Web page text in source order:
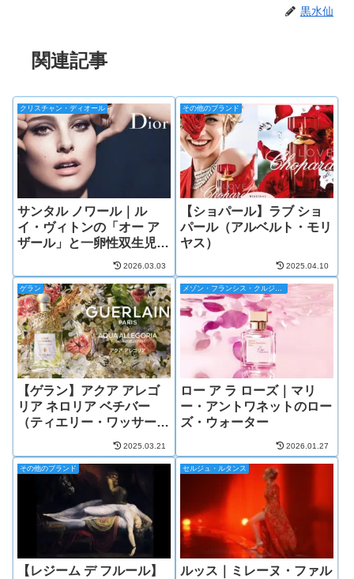
黒水仙
関連記事
クリスチャン・ディオール
サンタル ノワール｜ル
イ・ヴィトンの「オー ア
ザール」と一卵性双生児の
2026.03.03
その他のブランド
【ショパール】ラブ ショ
パール（アルベルト・モリ
ヤス）
2025.04.10
ゲラン
【ゲラン】アクア アレゴ
リア ネロリア ベチバー
（ティエリー・ワッサー/
デルフィーヌ・ジェルク）
2025.03.21
メゾン・フランシス・クルジャン
ロー ア ラ ローズ｜マリ
ー・アントワネットのロー
ズ・ウォーター
2026.01.27
その他のブランド
【レジーム デ フルール】
セルジュ・ルタンス
ルッス｜ミレーヌ・ファル